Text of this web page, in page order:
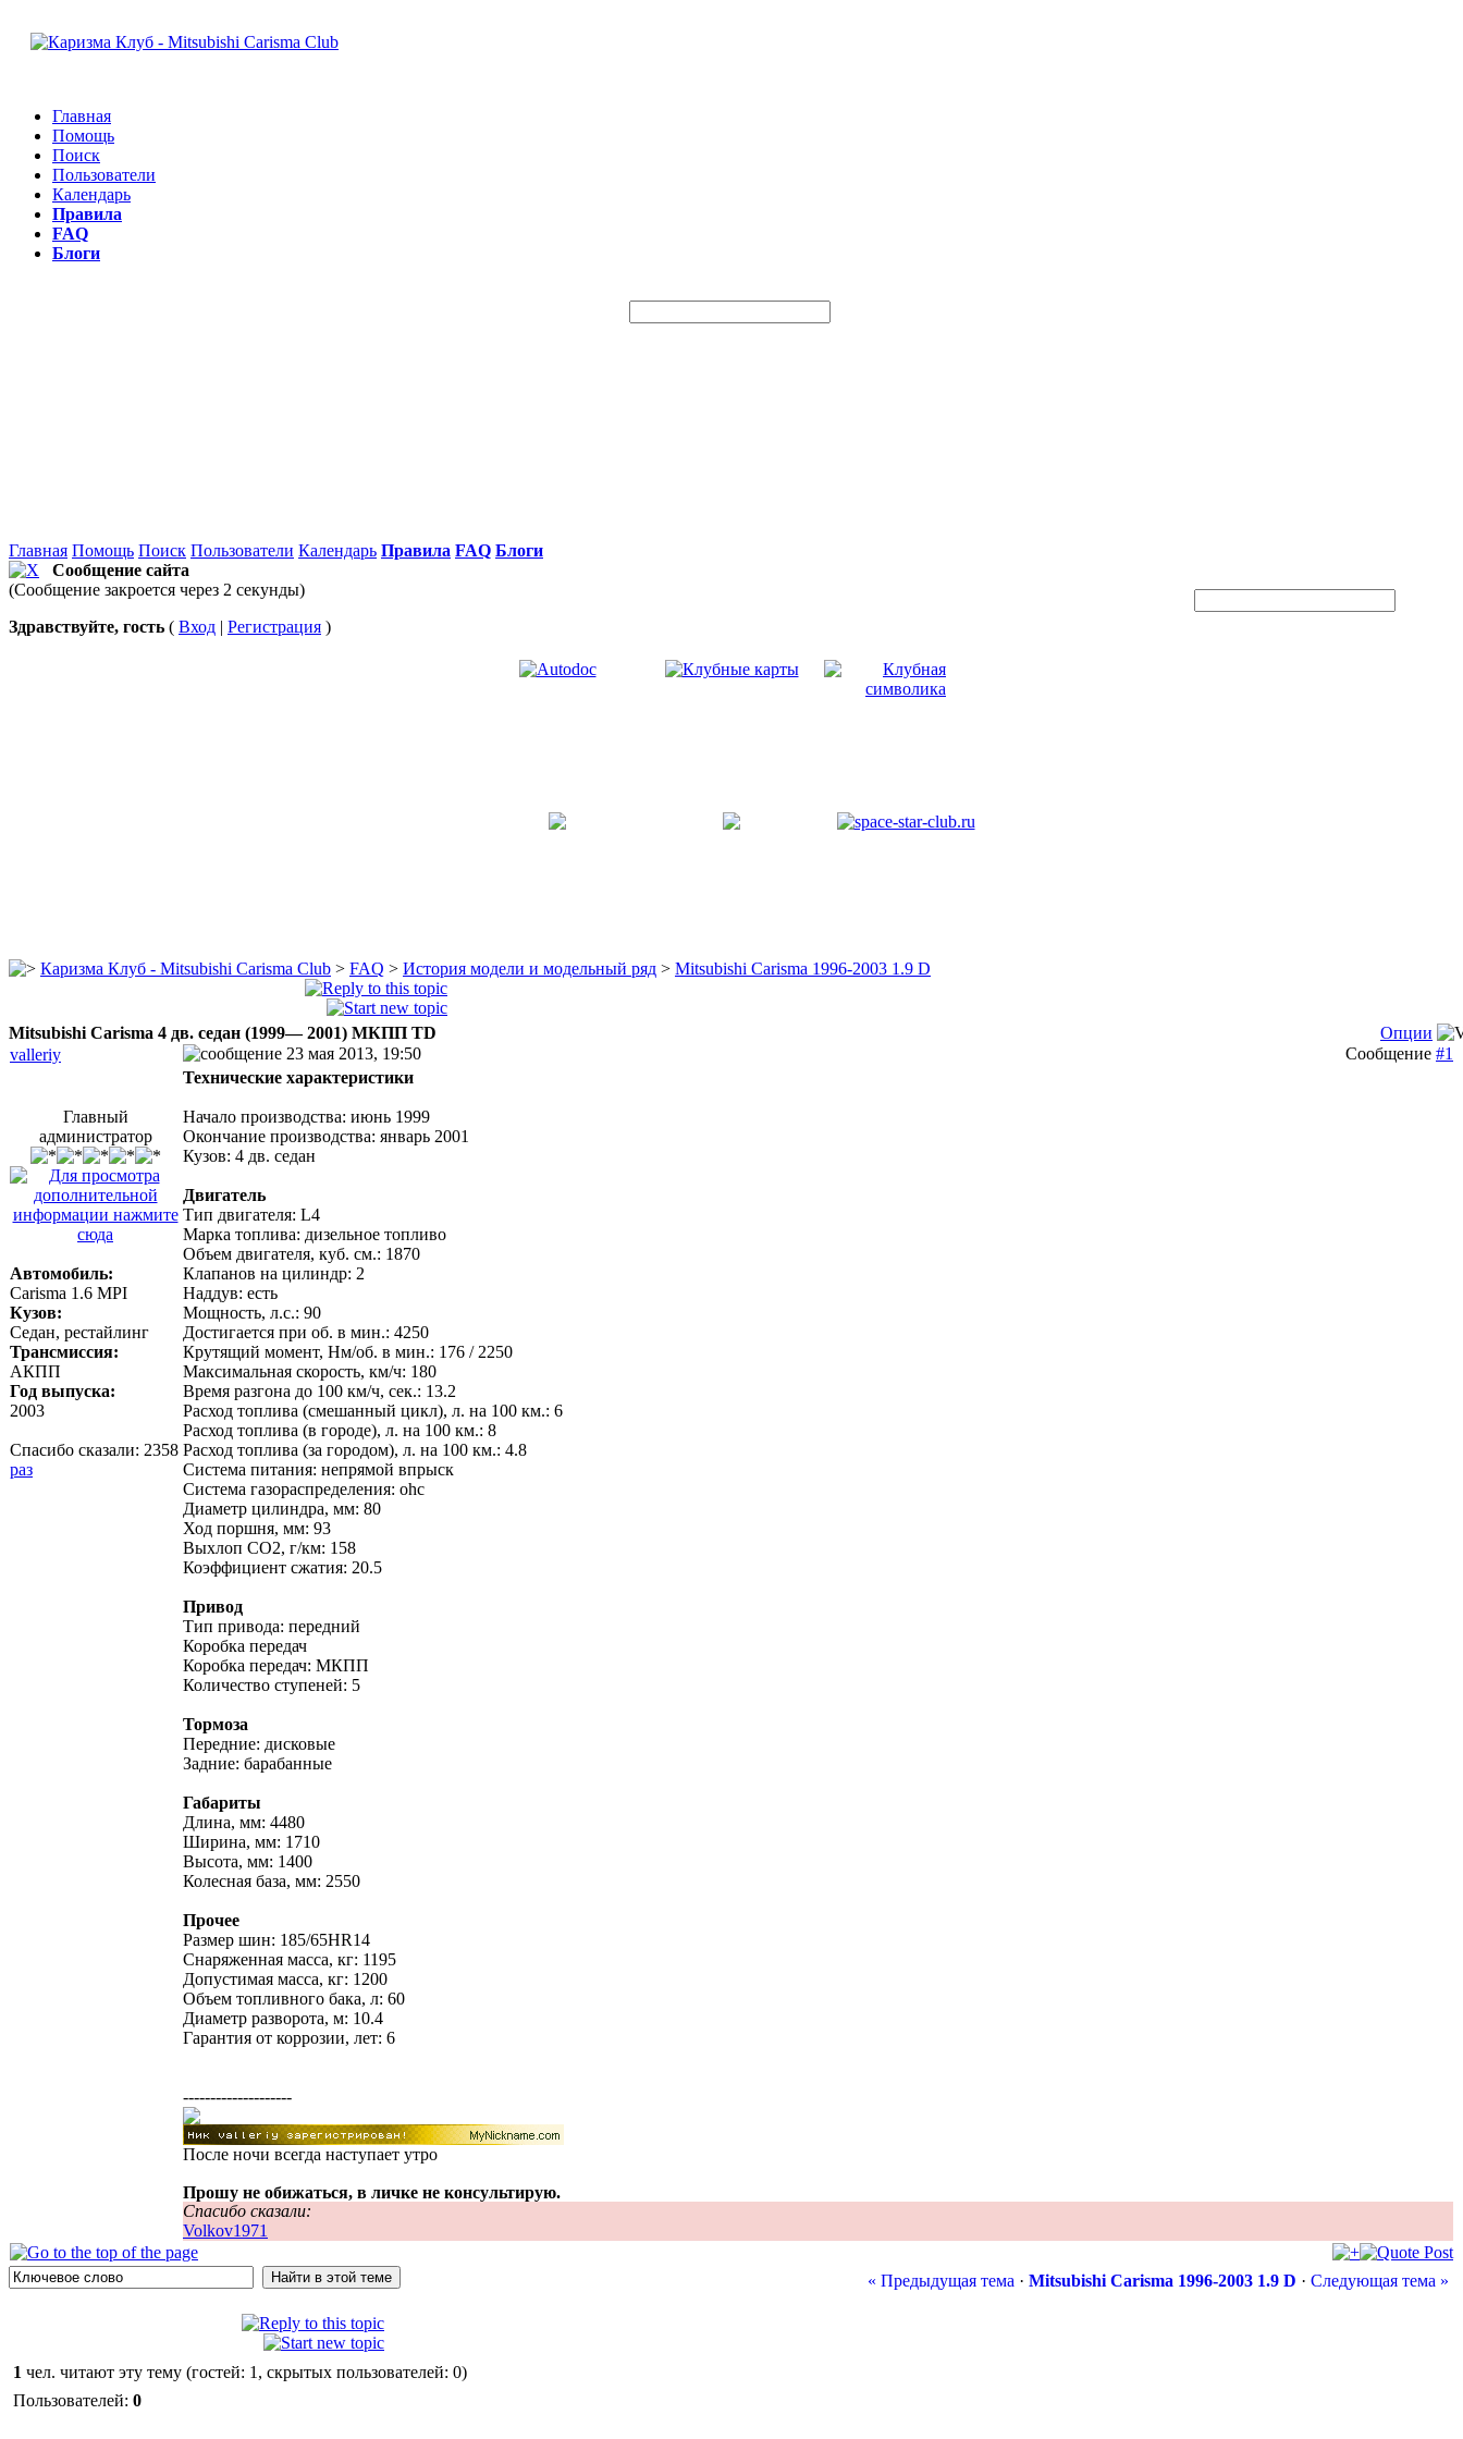
Главная
Помощь
Поиск
Пользователи
Календарь
Правила
FAQ
Блоги
Главная Помощь Поиск Пользователи Календарь Правила FAQ Блоги
Сообщение сайта
(Сообщение закроется через 2 секунды)
Здравствуйте, гость ( Вход | Регистрация )
Каризма Клуб - Mitsubishi Carisma Club > FAQ > История модели и модельный ряд > Mitsubishi Carisma 1996-2003 1.9 D
Mitsubishi Carisma 4 дв. седан (1999— 2001) MКПП TD
Опции
valleriy
23 мая 2013, 19:50 Сообщение #1
Главный
администратор
Автомобиль:
Carisma 1.6 MPI
Кузов:
Седан, рестайлинг
Трансмиссия:
АКПП
Год выпуска:
2003
Спасибо сказали: 2358
раз
Технические характеристики
Начало производства: июнь 1999
Окончание производства: январь 2001
Кузов: 4 дв. седан
Двигатель
Тип двигателя: L4
Марка топлива: дизельное топливо
Объем двигателя, куб. см.: 1870
Клапанов на цилиндр: 2
Наддув: есть
Мощность, л.с.: 90
Достигается при об. в мин.: 4250
Крутящий момент, Нм/об. в мин.: 176 / 2250
Максимальная скорость, км/ч: 180
Время разгона до 100 км/ч, сек.: 13.2
Расход топлива (смешанный цикл), л. на 100 км.: 6
Расход топлива (в городе), л. на 100 км.: 8
Расход топлива (за городом), л. на 100 км.: 4.8
Система питания: непрямой впрыск
Система газораспределения: ohc
Диaметр цилиндра, мм: 80
Ход поршня, мм: 93
Выхлоп CO2, г/км: 158
Коэффициент сжатия: 20.5
Привод
Тип привода: передний
Коробка передач
Коробка передач: МКПП
Количество ступеней: 5
Тормоза
Передние: дисковые
Задние: барабанные
Габариты
Длина, мм: 4480
Ширина, мм: 1710
Высота, мм: 1400
Колесная база, мм: 2550
Прочее
Размер шин: 185/65HR14
Снаряженная масса, кг: 1195
Допустимая масса, кг: 1200
Объем топливного бака, л: 60
Диаметр разворота, м: 10.4
Гарантия от коррозии, лет: 6
--------------------
После ночи всегда наступает утро
Прошу не обижаться, в личке не консультирую.
Спасибо сказали:
Volkov1971
« Предыдущая тема · Mitsubishi Carisma 1996-2003 1.9 D · Следующая тема »
1 чел. читают эту тему (гостей: 1, скрытых пользователей: 0)
Пользователей: 0